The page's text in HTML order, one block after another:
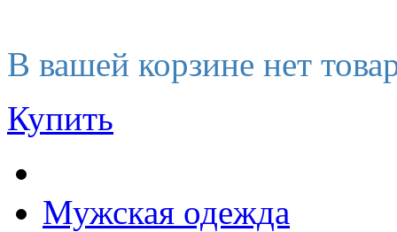
В вашей корзине нет
Купить
Мужская одежда